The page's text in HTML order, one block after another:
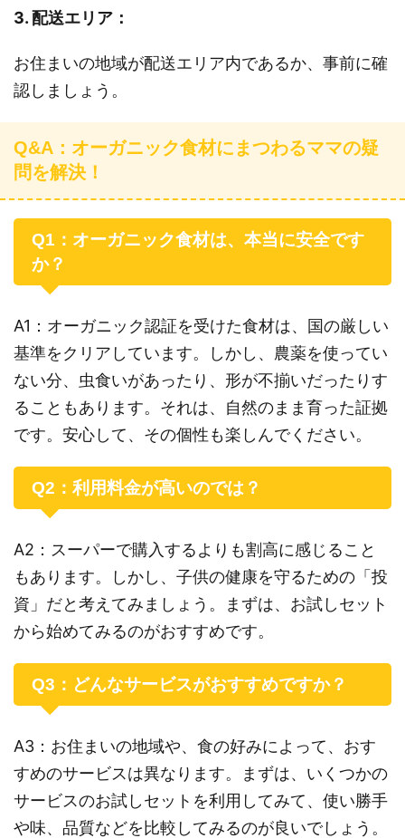
3. 配送エリア：
お住まいの地域が配送エリア内であるか、事前に確
認しましょう。
Q&A：オーガニック食材にまつわるママの疑
問を解決！
Q1：オーガニック食材は、本当に安全です
か？
A1：オーガニック認証を受けた食材は、国の厳しい
基準をクリアしています。しかし、農薬を使ってい
ない分、虫食いがあったり、形が不揃いだったりす
ることもあります。それは、自然のまま育った証拠
です。安心して、その個性も楽しんでください。
Q2：利用料金が高いのでは？
A2：スーパーで購入するよりも割高に感じること
もあります。しかし、子供の健康を守るための「投
資」だと考えてみましょう。まずは、お試しセット
から始めてみるのがおすすめです。
Q3：どんなサービスがおすすめですか？
A3：お住まいの地域や、食の好みによって、おす
すめのサービスは異なります。まずは、いくつかの
サービスのお試しセットを利用してみて、使い勝手
や味、品質などを比較してみるのが良いでしょう。